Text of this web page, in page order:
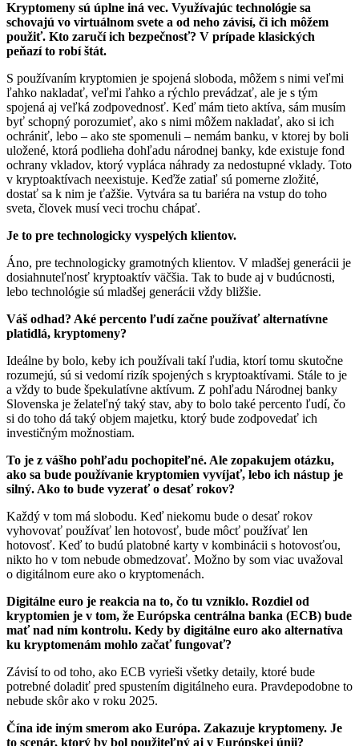
Kryptomeny sú úplne iná vec. Využívajúc technológie sa
schovajú vo virtuálnom svete a od neho závisí, či ich môžem
použiť. Kto zaručí ich bezpečnosť? V prípade klasických
peňazí to robí štát.
S používaním kryptomien je spojená sloboda, môžem s nimi veľmi
ľahko nakladať, veľmi ľahko a rýchlo prevádzať, ale je s tým
spojená aj veľká zodpovednosť. Keď mám tieto aktíva, sám musím
byť schopný porozumieť, ako s nimi môžem nakladať, ako si ich
ochrániť, lebo – ako ste spomenuli – nemám banku, v ktorej by boli
uložené, ktorá podlieha dohľadu národnej banky, kde existuje fond
ochrany vkladov, ktorý vypláca náhrady za nedostupné vklady. Toto
v kryptoaktívach neexistuje. Keďže zatiaľ sú pomerne zložité,
dostať sa k nim je ťažšie. Vytvára sa tu bariéra na vstup do toho
sveta, človek musí veci trochu chápať.
Je to pre technologicky vyspelých klientov.
Áno, pre technologicky gramotných klientov. V mladšej generácii je
dosiahnuteľnosť kryptoaktív väčšia. Tak to bude aj v budúcnosti,
lebo technológie sú mladšej generácii vždy bližšie.
Váš odhad? Aké percento ľudí začne používať alternatívne
platidlá, kryptomeny?
Ideálne by bolo, keby ich používali takí ľudia, ktorí tomu skutočne
rozumejú, sú si vedomí rizík spojených s kryptoaktívami. Stále to je
a vždy to bude špekulatívne aktívum. Z pohľadu Národnej banky
Slovenska je želateľný taký stav, aby to bolo také percento ľudí, čo
si do toho dá taký objem majetku, ktorý bude zodpovedať ich
investičným možnostiam.
To je z vášho pohľadu pochopiteľné. Ale zopakujem otázku,
ako sa bude používanie kryptomien vyvíjať, lebo ich nástup je
silný. Ako to bude vyzerať o desať rokov?
Každý v tom má slobodu. Keď niekomu bude o desať rokov
vyhovovať používať len hotovosť, bude môcť používať len
hotovosť. Keď to budú platobné karty v kombinácii s hotovosťou,
nikto ho v tom nebude obmedzovať. Možno by som viac uvažoval
o digitálnom eure ako o kryptomenách.
Digitálne euro je reakcia na to, čo tu vzniklo. Rozdiel od
kryptomien je v tom, že Európska centrálna banka (ECB) bude
mať nad ním kontrolu. Kedy by digitálne euro ako alternatíva
ku kryptomenám mohlo začať fungovať?
Závisí to od toho, ako ECB vyrieši všetky detaily, ktoré bude
potrebné doladiť pred spustením digitálneho eura. Pravdepodobne to
nebude skôr ako v roku 2025.
Čína ide iným smerom ako Európa. Zakazuje kryptomeny. Je
to scenár, ktorý by bol použiteľný aj v Európskej únii?